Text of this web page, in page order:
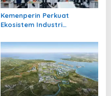
Kemenperin Perkuat
Ekosistem Industri
dan Sehat